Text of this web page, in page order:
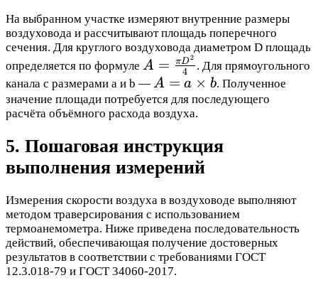
На выбранном участке измеряют внутренние размеры
воздуховода и рассчитывают площадь поперечного
сечения. Для круглого воздуховода диаметром D площадь
определяется по формуле A =
\frac{\pi
D^2}{4}
A = 4
πD2
. Для прямоугольного
канала с размерами a и b — A = a
\times
b
A = a × b. Полученное
значение площади потребуется для последующего
расчёта объёмного расхода воздуха.
5. Пошаговая инструкция
выполнения измерений
Измерения скорости воздуха в воздуховоде выполняют
методом траверсирования с использованием
термоанемометра. Ниже приведена последовательность
действий, обеспечивающая получение достоверных
результатов в соответствии с требованиями ГОСТ
12.3.018-79 и ГОСТ 34060-2017.